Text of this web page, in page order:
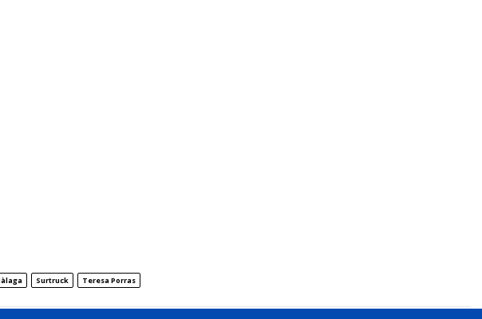
Surtruck Teresa Porras